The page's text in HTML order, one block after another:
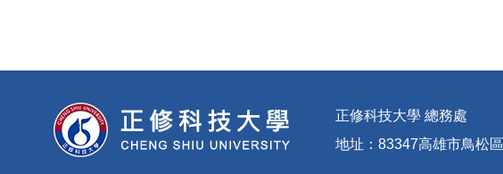
正修科技大學 總務處
地址：83347高雄市鳥松